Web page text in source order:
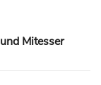
Mitesser